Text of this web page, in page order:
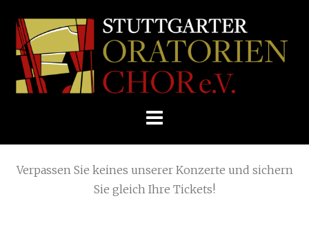
Skip
E.V.
Home Weihnachtskonzert » 2014
Verpassen Sie keines unserer Konzerte und sichern
Sie gleich Ihre Tickets!